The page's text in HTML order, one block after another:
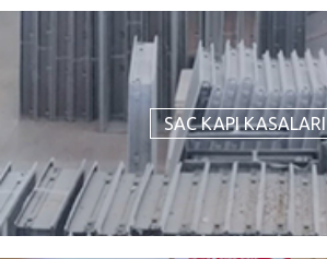
SAC KAPI KASALARI